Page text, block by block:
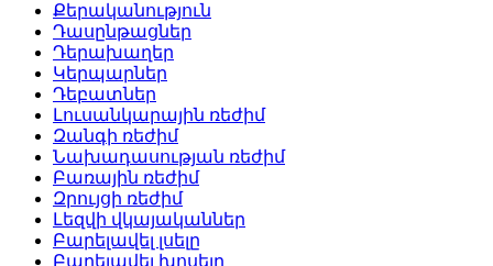
Քերականություն
Դասընթացներ
Դերախաղեր
Կերպարներ
Դեբատներ
Լուսանկարային ռեժիմ
Զանգի ռեժիմ
Նախադասության ռեժիմ
Բառային ռեժիմ
Զրույցի ռեժիմ
Լեզվի վկայականներ
Բարելավել լսելը
Բարելավել խոսելը